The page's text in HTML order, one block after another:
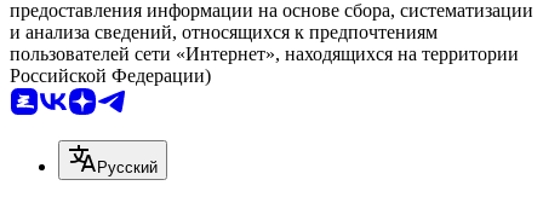
предоставления информации на основе сбора, систематизации
и анализа сведений, относящихся к предпочтениям
пользователей сети «Интернет», находящихся на территории
Российской Федерации)
Русский